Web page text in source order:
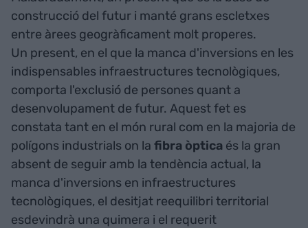
construcció del futur i manté grans escletxes
entre àrees geogràficament molt properes.
Un present, en el que la manca d'inversions en les
indispensables infraestructures tecnològiques,
comporta l'exclusió de persones quant a
desenvolupament de futur. Aquest fet es
constata tant en el món rural com en la majoria de
polígons industrials on la fibra òptica és la gran
absent de seguir amb la tendència actual, la
manca d'inversions en infraestructures
tecnològiques, el desitjat reequilibri territorial
esdevindrà una quimera i el requerit